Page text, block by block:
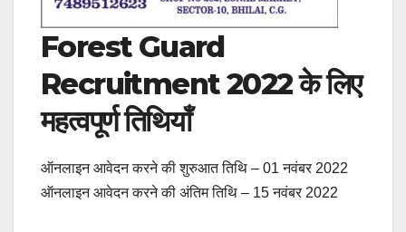
Forest Guard
Recruitment 2022 के लिए
महत्वपूर्ण तिथियाँ
ऑनलाइन आवेदन करने की शुरुआत तिथि – 01 नवंबर 2022
ऑनलाइन आवेदन करने की अंतिम तिथि – 15 नवंबर 2022